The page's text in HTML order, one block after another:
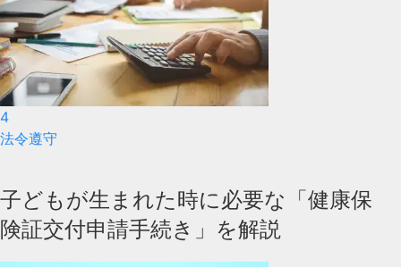
4
法令遵守
子どもが生まれた時に必要な「健康保
険証交付申請手続き」を解説